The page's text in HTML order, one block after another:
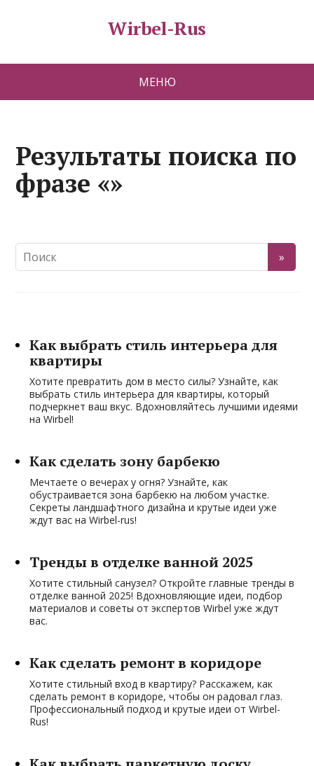
Wirbel-Rus
МЕНЮ
Результаты поиска по
фразе «»
Как выбрать стиль интерьера для
квартиры
Хотите превратить дом в место силы? Узнайте, как
выбрать стиль интерьера для квартиры, который
подчеркнет ваш вкус. Вдохновляйтесь лучшими идеями
на Wirbel!
Как сделать зону барбекю
Мечтаете о вечерах у огня? Узнайте, как
обустраивается зона барбекю на любом участке.
Секреты ландшафтного дизайна и крутые идеи уже
ждут вас на Wirbel-rus!
Тренды в отделке ванной 2025
Хотите стильный санузел? Откройте главные тренды в
отделке ванной 2025! Вдохновляющие идеи, подбор
материалов и советы от экспертов Wirbel уже ждут
вас.
Как сделать ремонт в коридоре
Хотите стильный вход в квартиру? Расскажем, как
сделать ремонт в коридоре, чтобы он радовал глаз.
Профессиональный подход и крутые идеи от Wirbel-
Rus!